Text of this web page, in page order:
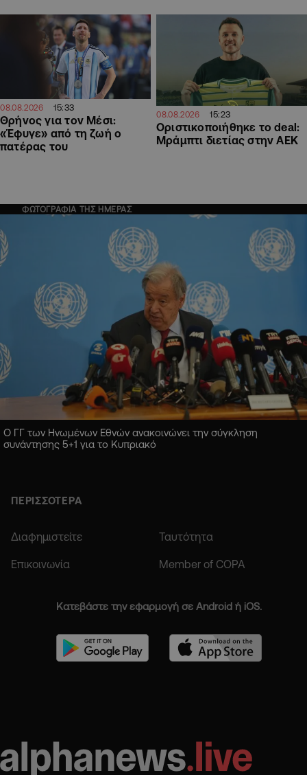
08.08.2026 15:33
Θρήνος για τον Μέσι:
«Έφυγε» από τη ζωή ο
πατέρας του
08.08.2026 15:23
Οριστικοποιήθηκε το deal:
Μράμπτι διετίας στην ΑΕΚ
ΦΩΤΟΓΡΑΦΙΑ ΤΗΣ ΗΜΕΡΑΣ
Ο ΓΓ των Ηνωμένων Εθνών ανακοινώνει την σύγκληση
συνάντησης 5+1 για το Κυπριακό
ΠΕΡΙΣΣΟΤΕΡΑ
Διαφημιστείτε Ταυτότητα
Επικοινωνία Member of COPA
Κατεβάστε την εφαρμογή σε Android ή iOS.